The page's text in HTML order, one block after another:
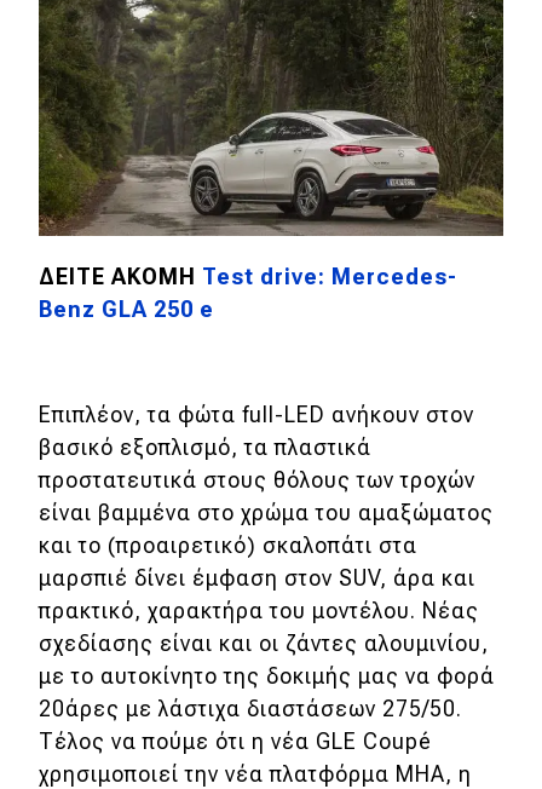
Νέα
Παρουσιάσεις
DRIVE Away
MOTO
Μεταχειρισμένο
Χρηστικά
Συμβουλές
ΚΤΕΟ
Οδική βοήθεια
eDRIVE
DRIVE USED
ΔΕΙΤΕ ΑΚΟΜΗ Test drive: Mercedes-
Benz GLA 250 e
Επιπλέον, τα φώτα full-LED ανήκουν στον
βασικό εξοπλισμό, τα πλαστικά
προστατευτικά στους θόλους των τροχών
είναι βαμμένα στο χρώμα του αμαξώματος
και το (προαιρετικό) σκαλοπάτι στα
μαρσπιέ δίνει έμφαση στον SUV, άρα και
πρακτικό, χαρακτήρα του μοντέλου. Νέας
σχεδίασης είναι και οι ζάντες αλουμινίου,
με το αυτοκίνητο της δοκιμής μας να φορά
20άρες με λάστιχα διαστάσεων 275/50.
Τέλος να πούμε ότι η νέα GLE Coupé
χρησιμοποιεί την νέα πλατφόρμα MHA, η